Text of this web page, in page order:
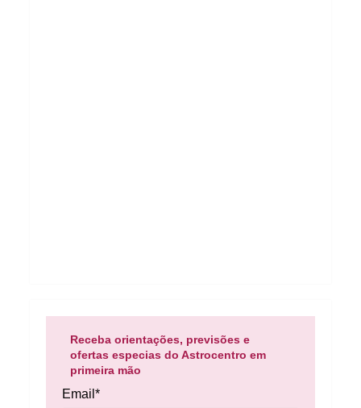
Receba orientações, previsões e
ofertas especias do Astrocentro em
primeira mão
Email*